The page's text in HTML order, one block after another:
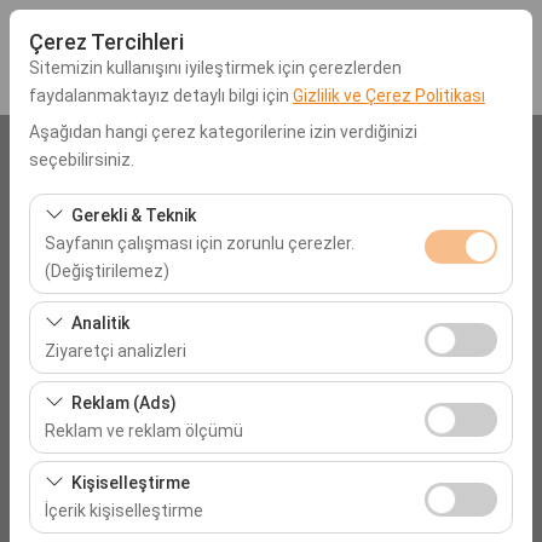
Çerez Tercihleri
Sitemizin kullanışını iyileştirmek için çerezlerden
faydalanmaktayız detaylı bilgi için Gizlilik ve Çerez Politikası
Aşağıdan hangi çerez kategorilerine izin verdiğinizi
seçebilirsiniz.
Gerekli & Teknik
Sayfanın çalışması için zorunlu çerezler.
(Değiştirilemez)
Bu çerezler sitenin doğru şekilde çalışması, güvenlik,
oturum yönetimi ve temel işlevler için gereklidir. Devre
dışı bırakılamaz.
Analitik
Ziyaretçi analizleri
Bu çerezler, sitemizin nasıl kullanıldığını (ziyaretçi sayısı,
en çok ziyaret edilen sayfalar, kullanıcı davranışları)
analiz etmemizi sağlar. Bu veriler, web sitesi
performansını ölçmek ve kullanıcı deneyimini sürekli
iyileştirmek için kullanılır.
Reklam (Ads)
Reklam ve reklam ölçümü
Bu çerezler, size ilgi alanlarınıza uygun kişiselleştirilmiş
reklamlar göstermemize ve reklam kampanyalarımızın
etkinliğini (gösterim sayısı, tıklama oranı) ölçmemize
Kişiselleştirme
İçerik kişiselleştirme
Araç Alış Lokasyonu
Antalya Antalya Havalimanı (AYT)
Aracı farklı bir lokasyona bırakacağım
Alış Tarih & Saat
09:00
Bırakış Tarih & Saat